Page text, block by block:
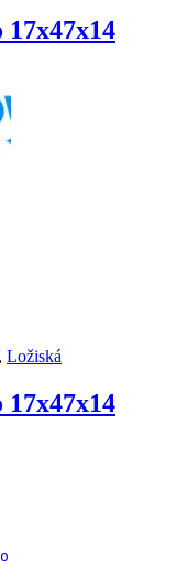
17x47x14
, Ložiská
17x47x14